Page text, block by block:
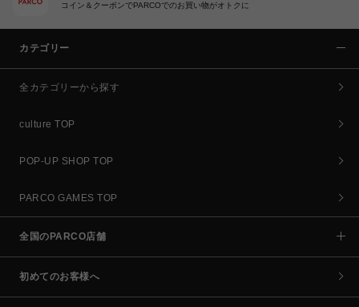
コイン＆クーポンでPARCOでのお買い物がオトクに
カテゴリー
全カテゴリーから探す
culture TOP
POP-UP SHOP TOP
PARCO GAMES TOP
全国のPARCO店舗
初めてのお客様へ